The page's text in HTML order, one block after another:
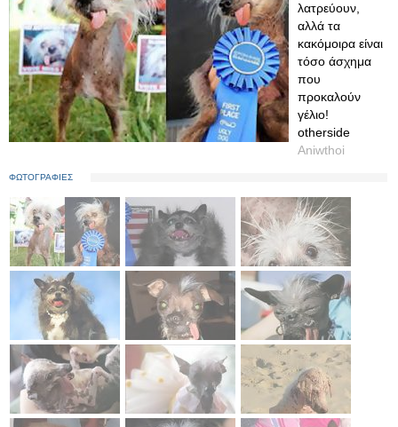
λατρεύουν,
αλλά τα
κακόμοιρα είναι
τόσο άσχημα
που
προκαλούν
γέλιο!
otherside
Aniwthoi
ΦΩΤΟΓΡΑΦΙΕΣ